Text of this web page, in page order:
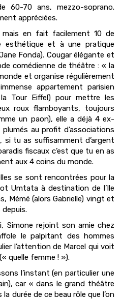
60-70 ans, mezzo-soprano.
appréciées.
en fait facilement 10 de
esthétique et à une pratique
Fonda). Cougar élégante et
comédienne de théâtre : « la
et organise régulièrement
appartement parisien
Tour Eiffel) pour mettre les
roux flamboyants, toujours
un paon), elle a déjà 4 ex-
plumés au profit d’associations
si tu as suffisamment d’argent
fiscaux c’est que tu en as
aux 4 coins du monde.
se sont rencontrées pour la
Umtata à destination de l’Ile
Mémé (alors Gabrielle) vingt et
Simone rejoint son amie chez
le palpitant des hommes
l’attention de Marcel qui voit
quelle femme ! »).
l’instant (en particulier une
car « dans le grand théâtre
la durée de ce beau rôle que l’on